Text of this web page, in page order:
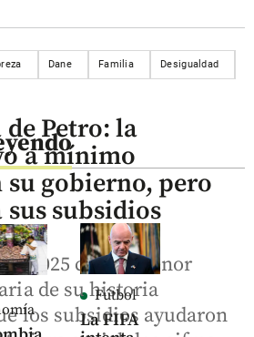
Dane Familia Desigualdad
Fútbol
La FIFA
Petro: la
a mínimo
gobierno, pero
sus subsidios
el 2025 con la menor
de su historia
los subsidios ayudaron